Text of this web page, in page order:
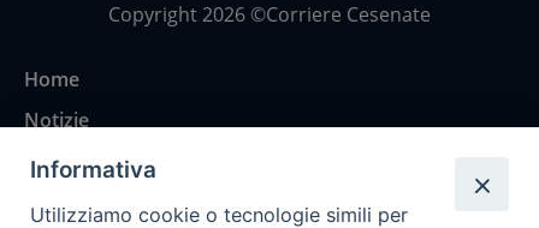
Copyright 2026 ©Corriere Cesenate
Home
Notizie
Rubriche
Chi siamo
Informativa
Utilizziamo cookie o tecnologie simili per